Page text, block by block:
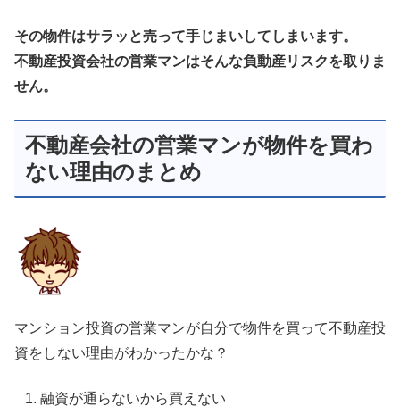
その物件はサラッと売って手じまいしてしまいます。
不動産投資会社の営業マンはそんな負動産リスクを取りま
せん。
不動産会社の営業マンが物件を買わ
ない理由のまとめ
マンション投資の営業マンが自分で物件を買って不動産投
資をしない理由がわかったかな？
融資が通らないから買えない